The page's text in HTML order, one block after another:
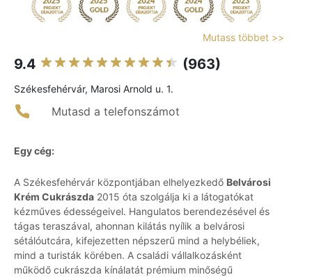
Mutass többet >>
9.4 (963)
Székesfehérvár, Marosi Arnold u. 1.
Mutasd a telefonszámot
Egy cég:
A Székesfehérvár központjában elhelyezkedő Belvárosi
Krém Cukrászda 2015 óta szolgálja ki a látogatókat
kézműves édességeivel. Hangulatos berendezésével és
tágas teraszával, ahonnan kilátás nyílik a belvárosi
sétálóutcára, kifejezetten népszerű mind a helybéliek,
mind a turisták körében. A családi vállalkozásként
működő cukrászda kínálatát prémium minőségű